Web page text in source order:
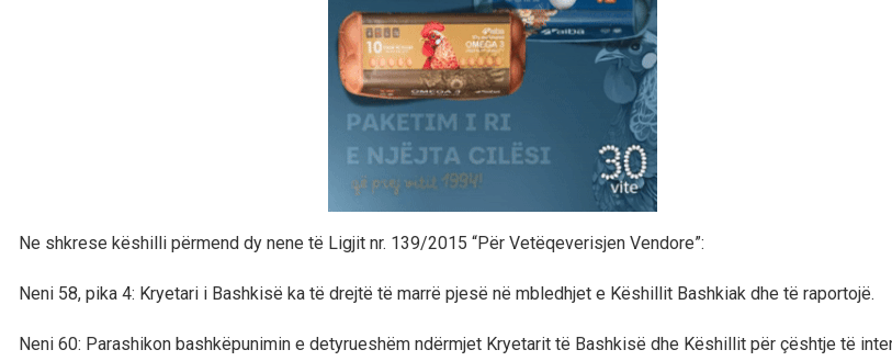
Ne shkrese këshilli përmend dy nene të Ligjit nr. 139/2015 “Për Vetëqeverisjen Vendore”:
Neni 58, pika 4: Kryetari i Bashkisë ka të drejtë të marrë pjesë në mbledhjet e Këshillit Bashkiak dhe të raportojë.
Neni 60: Parashikon bashkëpunimin e detyrueshëm ndërmjet Kryetarit të Bashkisë dhe Këshillit për çështje të